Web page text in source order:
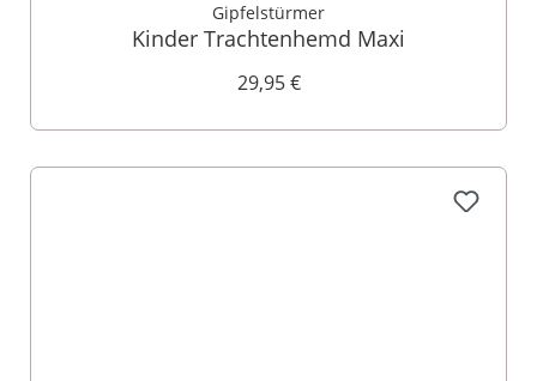
Gipfelstürmer
Kinder Trachtenhemd Maxi
29,95 €